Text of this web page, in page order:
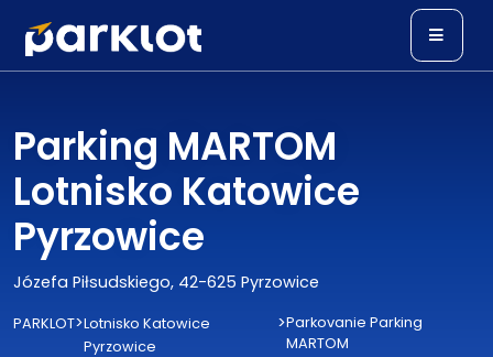
Parking MARTOM
Lotnisko Katowice
Pyrzowice
Józefa Piłsudskiego, 42-625 Pyrzowice
PARKLOT>Lotnisko Katowice
Pyrzowice
>Parkovanie Parking
MARTOM